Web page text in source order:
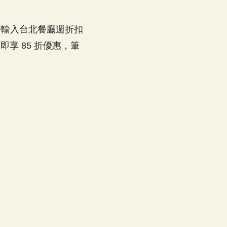
入台北餐廳週折扣
享 85 折優惠，筆